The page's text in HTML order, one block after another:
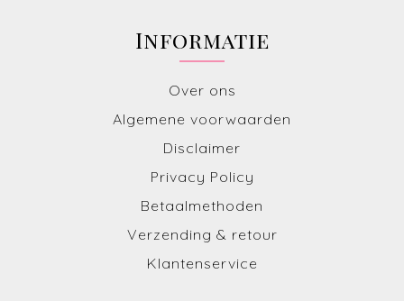
Informatie
Over ons
Algemene voorwaarden
Disclaimer
Privacy Policy
Betaalmethoden
Verzending & retour
Klantenservice